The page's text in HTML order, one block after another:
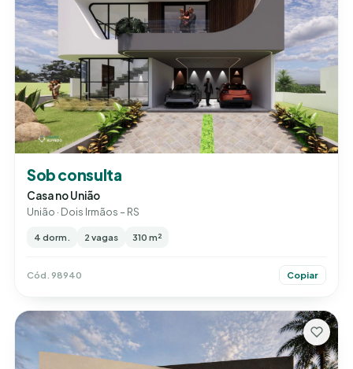
Sob consulta
Casa no União
União · Dois Irmãos – RS
4 dorm. 2 vagas 310 m²
Cód. 98940 Copiar